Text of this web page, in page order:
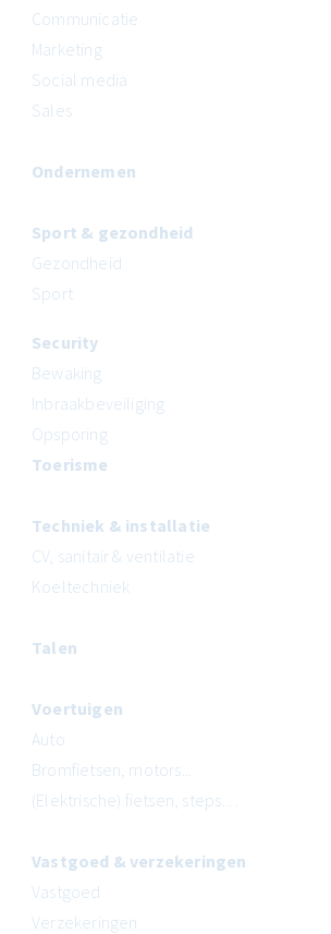
Communicatie
Marketing
Social media
Sales
Ondernemen
Sport & gezondheid
Gezondheid
Sport
Security
Bewaking
Inbraakbeveiliging
Opsporing
Toerisme
Techniek & installatie
CV, sanitair & ventilatie
Koeltechniek
Talen
Voertuigen
Auto
Bromfietsen, motors...
(Elektrische) fietsen, steps…
Vastgoed & verzekeringen
Vastgoed
Verzekeringen